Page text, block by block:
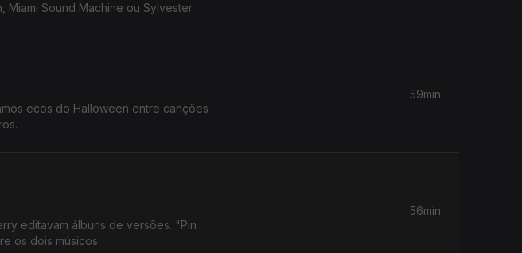
Miami Sound Machine ou Sylvester.
ecos do Halloween entre canções
59min
editavam álbuns de versões. "Pin
os dois músicos.
56min